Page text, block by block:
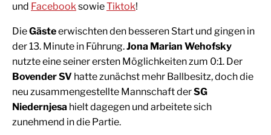
und FacebooksowieTiktok!
DieGästeerwischten den besseren Start und gingen in
der 13. Minute in Führung.Jona Marian Wehofsky
nutzte eine seiner ersten Möglichkeiten zum 0:1. Der
Bovender SV hatte zunächst mehr Ballbesitz, doch die
neu zusammengestellte Mannschaft derSG
Niedernjesa hielt dagegen und arbeitete sich
zunehmend in die Partie.